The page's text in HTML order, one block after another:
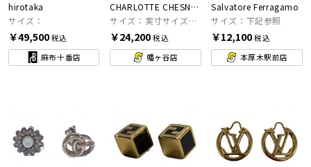
hirotaka
サイズ：
￥49,500税込
麻布十番店
CHARLOTTE CHESNAIS
サイズ：実寸サイズをご参照ください。
￥24,200税込
幡ヶ谷店
Salvatore Ferragamo
サイズ：下記参照
￥12,100税込
本厚木駅前店